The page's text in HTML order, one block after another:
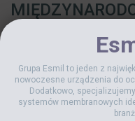
Grupa Esmil to jeden z
nowoczesne urządzenia do
Dodatkowo,
systemów membranowych